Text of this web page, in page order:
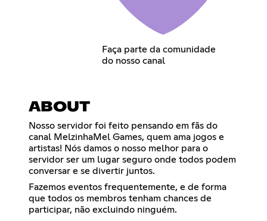
Faça parte da comunidade
do nosso canal
ABOUT
Nosso servidor foi feito pensando em fãs do
canal MelzinhaMel Games, quem ama jogos e
artistas! Nós damos o nosso melhor para o
servidor ser um lugar seguro onde todos podem
conversar e se divertir juntos.
Fazemos eventos frequentemente, e de forma
que todos os membros tenham chances de
participar, não excluindo ninguém.